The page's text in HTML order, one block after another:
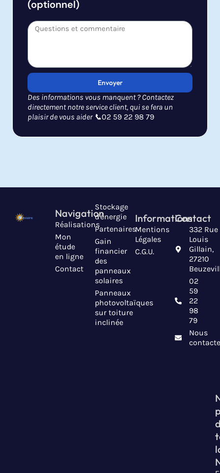
(optionnel)
Envoyer
Des informations vous manquent ? Contactez
directement notre service client, qui se fera un
plaisir de vous aider 📞02 59 22 98 79
Navigation
Réalisations
Mon
étude
en ligne
Contact
Stockage
d'énergie
Partenaires
Gain
financier
des
panneaux
solaires
Panneaux
photovoltaïques
sur toiture
inclinée
Informations
Mentions
Légales
C.G.U.
Contact
332 Rue
Louis
Gillain,
27210
02
59
22
98
79
Nous